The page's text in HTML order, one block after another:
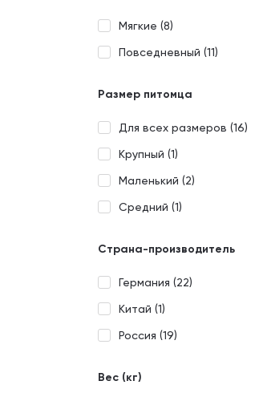
Мягкие (8)
Повседневный (11)
Размер питомца
Для всех размеров (16)
Крупный (1)
Маленький (2)
Средний (1)
Страна-производитель
Германия (22)
Китай (1)
Россия (19)
Вес (кг)